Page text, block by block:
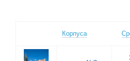
Корпуса